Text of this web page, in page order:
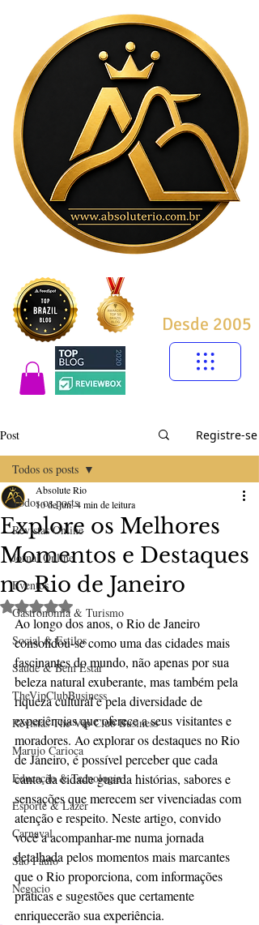
Desde 2005
Post Registre-se
Todos os posts
Revistas Online
Jornal Online
Eventos
Gastronomia & Turismo
Social & Estilos
Saúde & Bem Estar
TheVipClubBusiness
Revistas The Vip Club Business
Marujo Carioca
Educação & Tecnologia
Esporte & Lazer
Carnaval
São Paulo
Negocio
Todos os posts
Explore os Melhores
Momentos e Destaques
no Rio de Janeiro
Absolute Rio
10 de jun.4 min de leitura
Avaliado com NaN de 5 estrelas.
Ao longo dos anos, o Rio de Janeiro
consolidou-se como uma das cidades mais
fascinantes do mundo, não apenas por sua
beleza natural exuberante, mas também pela
riqueza cultural e pela diversidade de
experiências que oferece a seus visitantes e
moradores. Ao explorar os destaques no Rio
de Janeiro, é possível perceber que cada
canto da cidade guarda histórias, sabores e
sensações que merecem ser vivenciadas com
atenção e respeito. Neste artigo, convido
você a acompanhar-me numa jornada
detalhada pelos momentos mais marcantes
que o Rio proporciona, com informações
práticas e sugestões que certamente
enriquecerão sua experiência.